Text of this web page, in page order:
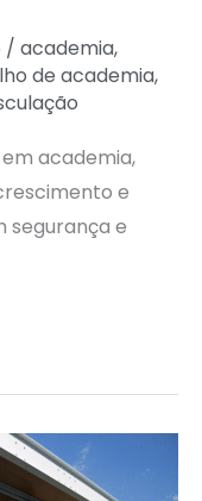
/ academia,
de academia,
academia,
e
segurança e